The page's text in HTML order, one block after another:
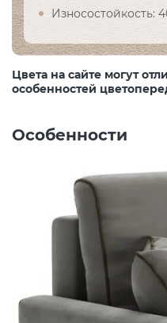
Износостойкость:
Цвета на сайте могут
особенностей
Особенности